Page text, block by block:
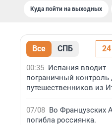
Куда пойти на выходных
Все СПБ
00:35 Испания вводит
пограничный контроль
путешественников из
07/08 Во Французских
погибла россиянка.